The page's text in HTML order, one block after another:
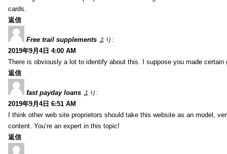
cards.
返信
Free trail supplements より:
2019年9月4日 4:00 AM
There is obviously a lot to identify about this. I suppose you made certain
返信
fast payday loans より:
2019年9月4日 6:51 AM
I think other web site proprietors should take this website as an model,
content. You’re an expert in this topic!
返信